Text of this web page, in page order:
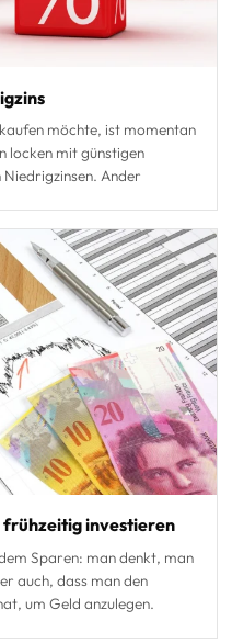
möchte, ist momentan
locken mit günstigen
Ander
frühzeitig investieren
Sparen: man denkt, man
auch, dass man den
um Geld anzulegen.